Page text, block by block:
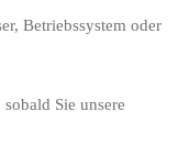
Betriebssystem oder
Sie unsere